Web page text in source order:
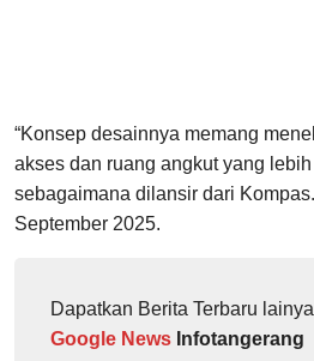
“Konsep desainnya memang
akses dan ruang angkut yang
sebagaimana dilansir dari
September 2025.
Dapatkan Berita Terbaru
Google News Infotangerang